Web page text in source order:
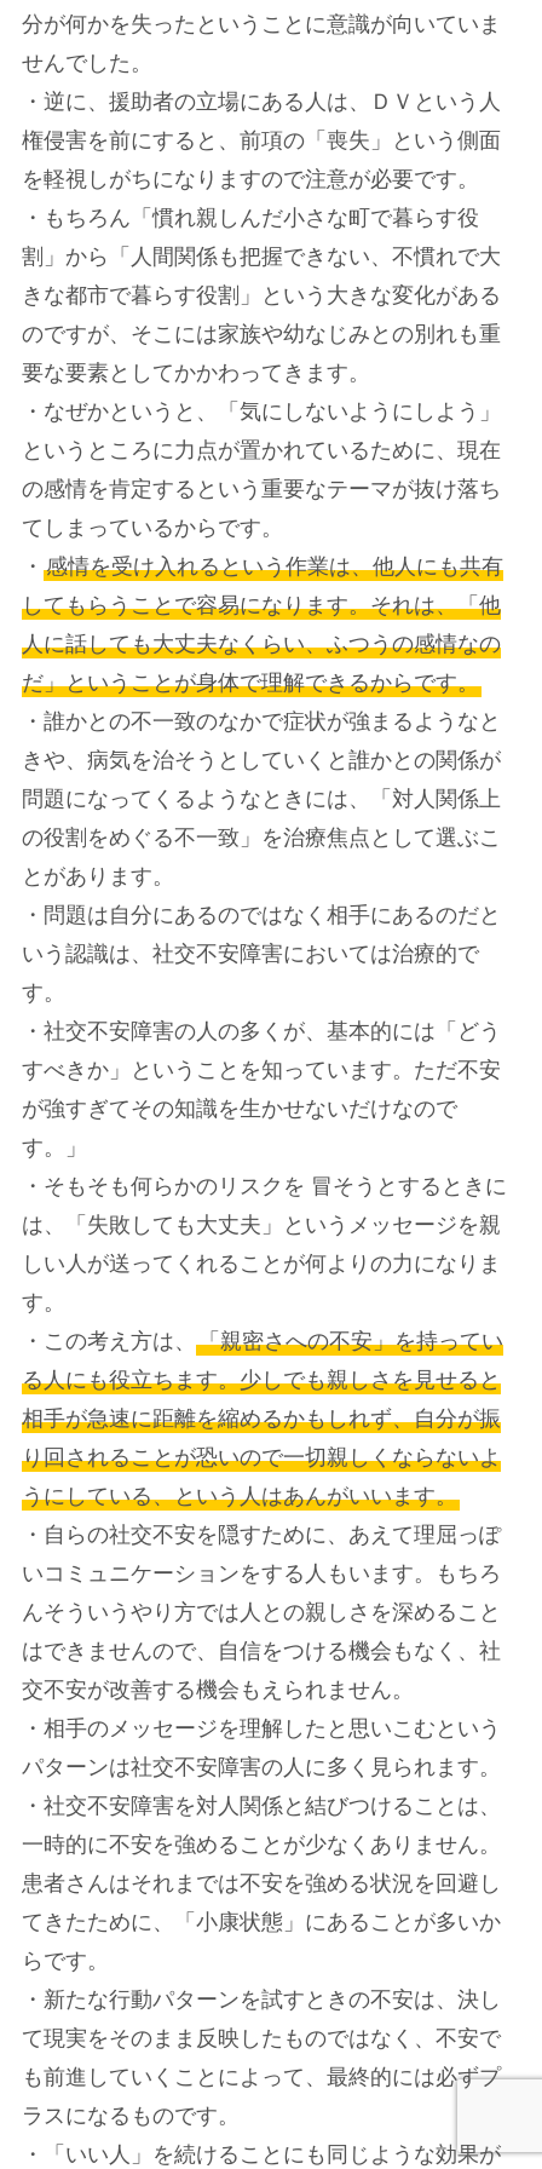
分が何かを失ったということに意識が向いていま
せんでした。
・逆に、援助者の立場にある人は、ＤＶという人
権侵害を前にすると、前項の「喪失」という側面
を軽視しがちになりますので注意が必要です。
・もちろん「慣れ親しんだ小さな町で暮らす役
割」から「人間関係も把握できない、不慣れで大
きな都市で暮らす役割」という大きな変化がある
のですが、そこには家族や幼なじみとの別れも重
要な要素としてかかわってきます。
・なぜかというと、「気にしないようにしよう」
というところに力点が置かれているために、現在
の感情を肯定するという重要なテーマが抜け落ち
てしまっているからです。
・ 感情を受け入れるという作業は、他人にも共有
してもらうことで容易になります。それは、「他
人に話しても大丈夫なくらい、ふつうの感情なの
だ」ということが身体で理解できるからです。
・誰かとの不一致のなかで症状が強まるようなと
きや、病気を治そうとしていくと誰かとの関係が
問題になってくるようなときには、「対人関係上
の役割をめぐる不一致」を治療焦点として選ぶこ
とがあります。
・問題は自分にあるのではなく相手にあるのだと
いう認識は、社交不安障害においては治療的で
す。
・社交不安障害の人の多くが、基本的には「どう
すべきか」ということを知っています。ただ不安
が強すぎてその知識を生かせないだけなので
す。」
・そもそも何らかのリスクを 冒そうとするときに
は、「失敗しても大丈夫」というメッセージを親
しい人が送ってくれることが何よりの力になりま
す。
・この考え方は、 「親密さへの不安」を持ってい
る人にも役立ちます。少しでも親しさを見せると
相手が急速に距離を縮めるかもしれず、自分が振
り回されることが恐いので一切親しくならないよ
うにしている、という人はあんがいいます。
・自らの社交不安を隠すために、あえて理屈っぽ
いコミュニケーションをする人もいます。もちろ
んそういうやり方では人との親しさを深めること
はできませんので、自信をつける機会もなく、社
交不安が改善する機会もえられません。
・相手のメッセージを理解したと思いこむという
パターンは社交不安障害の人に多く見られます。
・社交不安障害を対人関係と結びつけることは、
一時的に不安を強めることが少なくありません。
患者さんはそれまでは不安を強める状況を回避し
てきたために、「小康状態」にあることが多いか
らです。
・新たな行動パターンを試すときの不安は、決し
て現実をそのまま反映したものではなく、不安で
も前進していくことによって、最終的には必ずプ
ラスになるものです。
・「いい人」を続けることにも同じような効果が